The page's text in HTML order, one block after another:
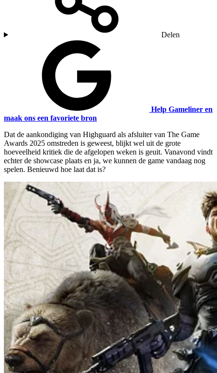
Delen
Help Gameliner en
maak ons een favoriete bron
Dat de aankondiging van Highguard als afsluiter van The Game
Awards 2025 omstreden is geweest, blijkt wel uit de grote
hoeveelheid kritiek die de afgelopen weken is geuit. Vanavond vindt
echter de showcase plaats en ja, we kunnen de game vandaag nog
spelen. Benieuwd hoe laat dat is?